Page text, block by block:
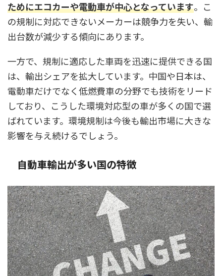
ためにエコカーや電動車が中心となっています。こ
の規制に対応できないメーカーは競争力を失い、輸
出台数が減少する傾向にあります。
一方で、規制に適応した車両を迅速に提供できる国
は、輸出シェアを拡大しています。中国や日本は、
電動車だけでなく低燃費車の分野でも技術をリード
しており、こうした環境対応型の車が多くの国で選
ばれています。環境規制は今後も輸出市場に大きな
影響を与え続けるでしょう。
自動車輸出が多い国の特徴